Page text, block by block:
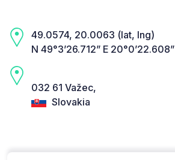
49.0574, 20.0063 (lat, lng)
N 49°3’26.712” E 20°0’22.608”
032 61 Važec,
Slovakia